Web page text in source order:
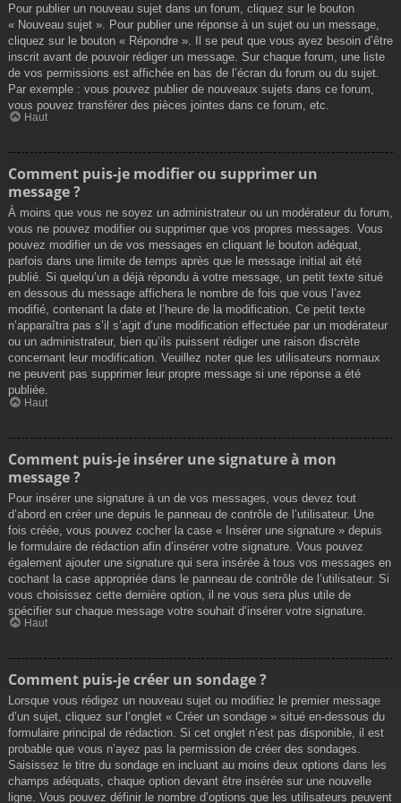
Pour publier un nouveau sujet dans un forum, cliquez sur le bouton
« Nouveau sujet ». Pour publier une réponse à un sujet ou un message,
cliquez sur le bouton « Répondre ». Il se peut que vous ayez besoin d’être
inscrit avant de pouvoir rédiger un message. Sur chaque forum, une liste
de vos permissions est affichée en bas de l’écran du forum ou du sujet.
Par exemple : vous pouvez publier de nouveaux sujets dans ce forum,
vous pouvez transférer des pièces jointes dans ce forum, etc.
Haut
Comment puis-je modifier ou supprimer un
message ?
À moins que vous ne soyez un administrateur ou un modérateur du forum,
vous ne pouvez modifier ou supprimer que vos propres messages. Vous
pouvez modifier un de vos messages en cliquant le bouton adéquat,
parfois dans une limite de temps après que le message initial ait été
publié. Si quelqu’un a déjà répondu à votre message, un petit texte situé
en dessous du message affichera le nombre de fois que vous l’avez
modifié, contenant la date et l’heure de la modification. Ce petit texte
n’apparaîtra pas s’il s’agit d’une modification effectuée par un modérateur
ou un administrateur, bien qu’ils puissent rédiger une raison discrète
concernant leur modification. Veuillez noter que les utilisateurs normaux
ne peuvent pas supprimer leur propre message si une réponse a été
publiée.
Haut
Comment puis-je insérer une signature à mon
message ?
Pour insérer une signature à un de vos messages, vous devez tout
d’abord en créer une depuis le panneau de contrôle de l’utilisateur. Une
fois créée, vous pouvez cocher la case « Insérer une signature » depuis
le formulaire de rédaction afin d’insérer votre signature. Vous pouvez
également ajouter une signature qui sera insérée à tous vos messages en
cochant la case appropriée dans le panneau de contrôle de l’utilisateur. Si
vous choisissez cette dernière option, il ne vous sera plus utile de
spécifier sur chaque message votre souhait d’insérer votre signature.
Haut
Comment puis-je créer un sondage ?
Lorsque vous rédigez un nouveau sujet ou modifiez le premier message
d’un sujet, cliquez sur l’onglet « Créer un sondage » situé en-dessous du
formulaire principal de rédaction. Si cet onglet n’est pas disponible, il est
probable que vous n’ayez pas la permission de créer des sondages.
Saisissez le titre du sondage en incluant au moins deux options dans les
champs adéquats, chaque option devant être insérée sur une nouvelle
ligne. Vous pouvez définir le nombre d’options que les utilisateurs peuvent